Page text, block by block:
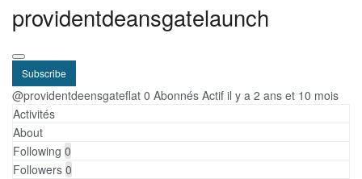
providentdeansgatelaunch
Subscribe
@providentdeensgateflat 0 Abonnés Actif il y a 2 ans et 10 mois
Activités
About
Following 0
Followers 0